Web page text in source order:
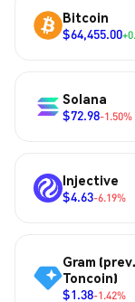
Bitcoin
$64,455.00
Solana
$72.98-1.50%
Injective
$4.63-6.19%
Gram (prev.
Toncoin)
$1.38-1.42%